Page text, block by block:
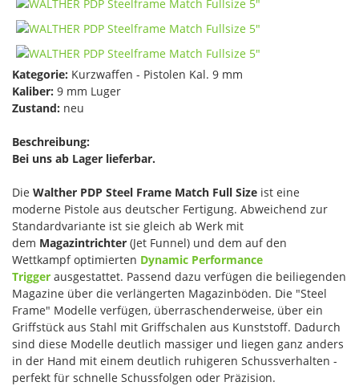
Kategorie: Kurzwaffen - Pistolen Kal. 9 mm
Kaliber: 9 mm Luger
Zustand: neu
Beschreibung:
Bei uns ab Lager lieferbar.
Die Walther PDP Steel Frame Match Full Size ist eine
moderne Pistole aus deutscher Fertigung. Abweichend zur
Standardvariante ist sie gleich ab Werk mit
dem Magazintrichter (Jet Funnel) und dem auf den
Wettkampf optimierten Dynamic Performance
Trigger ausgestattet. Passend dazu verfügen die beiliegenden
Magazine über die verlängerten Magazinböden. Die "Steel
Frame" Modelle verfügen, überraschenderweise, über ein
Griffstück aus Stahl mit Griffschalen aus Kunststoff. Dadurch
sind diese Modelle deutlich massiger und liegen ganz anders
in der Hand mit einem deutlich ruhigeren Schussverhalten -
perfekt für schnelle Schussfolgen oder Präzision.